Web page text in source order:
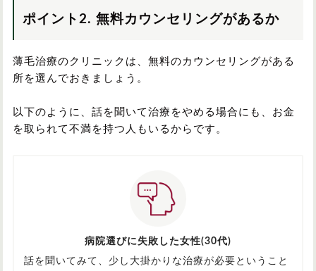
ポイント2. 無料カウンセリングがあるか
薄毛治療のクリニックは、無料のカウンセリングがある
所を選んでおきましょう。
以下のように、話を聞いて治療をやめる場合にも、お金
を取られて不満を持つ人もいるからです。
病院選びに失敗した女性(30代)
話を聞いてみて、少し大掛かりな治療が必要ということ